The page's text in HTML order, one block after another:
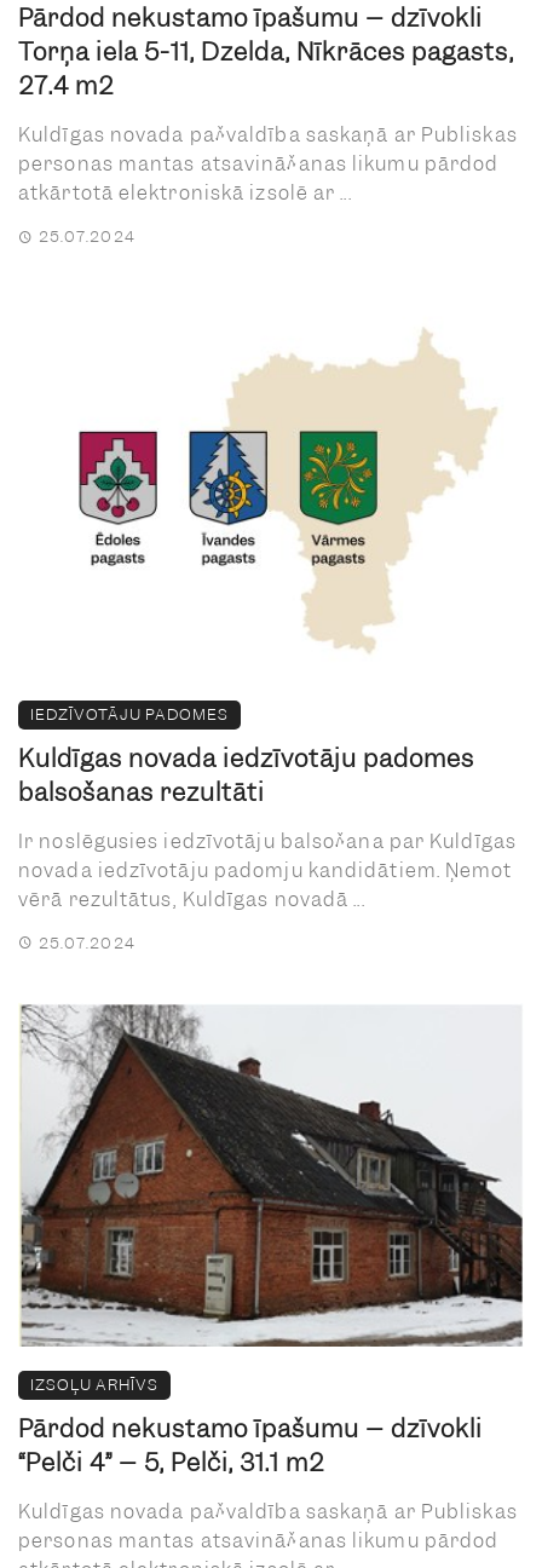
Pārdod nekustamo īpašumu – dzīvokli
Torņa iela 5-11, Dzelda, Nīkrāces pagasts,
27.4 m2
Kuldīgas novada pašvaldība saskaņā ar Publiskas
personas mantas atsavināšanas likumu pārdod
atkārtotā elektroniskā izsolē ar ...
25.07.2024
IEDZĪVOTĀJU PADOMES
Kuldīgas novada iedzīvotāju padomes
balsošanas rezultāti
Ir noslēgusies iedzīvotāju balsošana par Kuldīgas
novada iedzīvotāju padomju kandidātiem. Ņemot
vērā rezultātus, Kuldīgas novadā ...
25.07.2024
IZSOĻU ARHĪVS
Pārdod nekustamo īpašumu – dzīvokli
“Pelči 4” – 5, Pelči, 31.1 m2
Kuldīgas novada pašvaldība saskaņā ar Publiskas
personas mantas atsavināšanas likumu pārdod